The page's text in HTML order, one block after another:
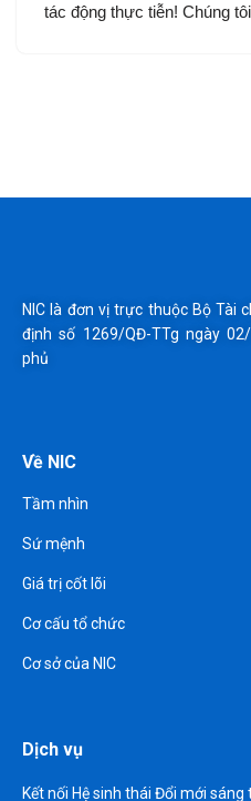
tác động thực tiễn! Chúng
NIC là đơn vị trực thuộc Bộ Tài
định số 1269/QĐ-TTg ngày
phủ
Về NIC
Tầm nhìn
Sứ mệnh
Giá trị cốt lõi
Cơ cấu tổ chức
Cơ sở của NIC
Dịch vụ
Kết nối Hệ sinh thái Đổi mới sáng